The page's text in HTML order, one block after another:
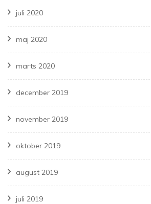
juli 2020
maj 2020
marts 2020
december 2019
november 2019
oktober 2019
august 2019
juli 2019